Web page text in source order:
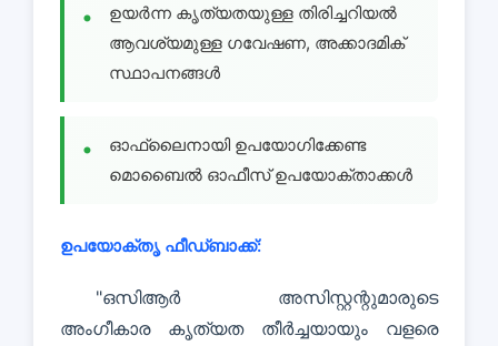
ഉയർന്ന കൃത്യതയുള്ള തിരിച്ചറിയൽ
ആവശ്യമുള്ള ഗവേഷണ, അക്കാദമിക്
സ്ഥാപനങ്ങൾ
ഓഫ്ലൈനായി ഉപയോഗിക്കേണ്ട
മൊബൈൽ ഓഫീസ് ഉപയോക്താക്കൾ
ഉപയോക്തൃ ഫീഡ്ബാക്ക്:
"ഒസിആർ അസിസ്റ്റന്റുമാരുടെ
അംഗീകാര കൃത്യത തീർച്ചയായും വളരെ